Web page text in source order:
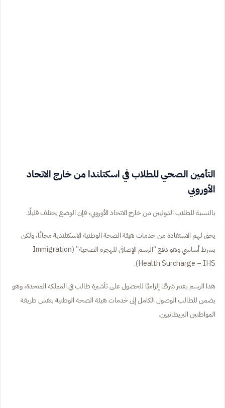
التأمين الصحي للطلاب في اسكتلندا من خارج الاتحاد
الأوروبي
بالنسبة للطلاب الدوليين من خارج الاتحاد الأوروبي، فإن الوضع يختلف قليلًا.
يحق لهم الاستفادة من خدمات هيئة الصحة الوطنية الاسكتلندية مجانًا، ولكن
بشرط أساسي وهو دفع “الرسم الإضافي للهجرة الصحية” (Immigration
Health Surcharge – IHS).
هذا الرسم يعتبر شرطًا إلزاميًا للحصول على تأشيرة طالب في المملكة المتحدة، وهو
يضمن للطالب الوصول الكامل إلى خدمات هيئة الصحة الوطنية بنفس طريقة
المواطنين البريطانيين.